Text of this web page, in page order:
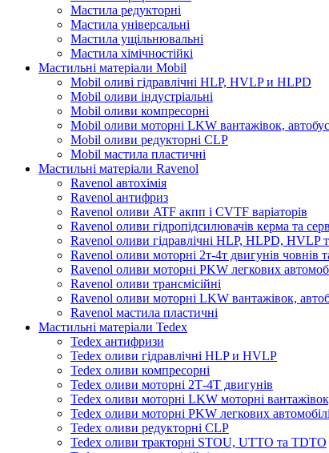
Мастила редукторні
Мастила універсальні
Мастила ущільнювальні
Мастила хімічностійкі
Мастильні матеріали Mobil
Mobil оливі гідравлічні HLP, HVLP и HLPD
Mobil оливи індустріальні
Mobil оливи компресорні
Mobil оливи моторні LKW вантажівок,
Mobil оливи редукторні CLP
Mobil мастила пластичні
Мастильні матеріали Ravenol
Ravenol автохімія
Ravenol антифриз
Ravenol оливи ATF акпп і CVTF варіаторів
Ravenol оливи гідропідсилювачів керма та
Ravenol оливи гідравлічні HLP, HLPD, HVLP
Ravenol оливи моторні 2т-4т двигунів човнів
Ravenol оливи моторні PKW легкових
Ravenol оливи трансмісійні
Ravenol оливи моторні LKW вантажівок,
Ravenol мастила пластичні
Мастильні матеріали Tedex
Tedex антифризи
Tedex оливи гідравлічні HLP и HVLP
Tedex оливи компресорні
Tedex оливи моторні 2Т-4Т двигунів
Tedex оливи моторні LKW моторні
Tedex оливи моторні PKW легкових
Tedex оливи редукторні CLP
Tedex оливи тракторні STOU, UTTO та TDTO